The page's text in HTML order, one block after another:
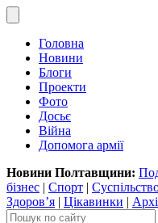
Головна
Новини
Блоги
Проекти
Фото
Досьє
Війна
Допомога армії
Новини Полтавщини:
бізнес | Спорт |
Здоров’я | Цікавинки |